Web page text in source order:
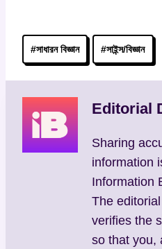
Post
Tags:
#সাধারন বিজ্ঞান #সাইন্স/বিজ্ঞান
Editorial
Sharing
information
Information
The
verifies the
so that you,